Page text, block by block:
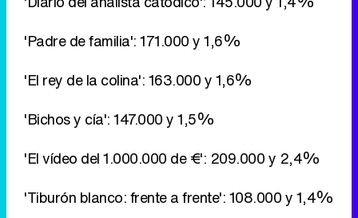
'Bichos y cía': 147.000 y 1,5%
'El vídeo del 1.000.000 de €': 209.000 y 2,4%
'Tiburón blanco: frente a frente': 108.000 y 1,4%
'Apuesta en 20': 126.000 y 1,9%
'El analista catódico': 169.000 y 2,6%
Mañana: 'La vuelta' no llega al 12%